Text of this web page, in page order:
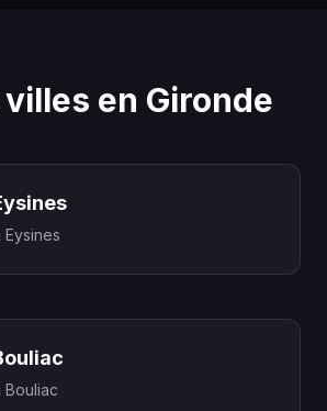
en Gironde
Eysines
Bouliac